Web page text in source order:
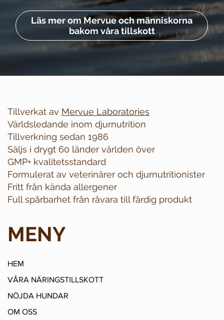
Läs mer om Mervue och människorna
bakom våra tillskott
Tillverkat av Mervue Laboratories
Världsledande inom djurnutrition
Tillverkning sedan 1986
Säljs i drygt 60 länder världen över
GMP+ kvalitetsstandard
Formulerat av veterinärer och djurnutritionister
Fritt från kända allergener
Full spårbarhet från råvara till färdig produkt
MENY
HEM
VÅRA NÄRINGSTILLSKOTT
NÖJDA HUNDAR
OM OSS